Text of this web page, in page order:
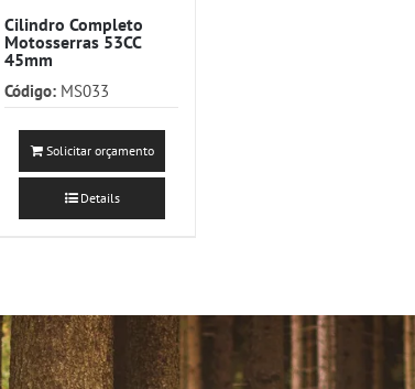
Cilindro Completo
Motosserras 53CC
45mm
Código: MS033
Solicitar orçamento
Details